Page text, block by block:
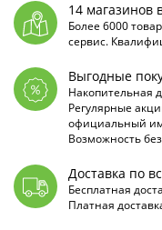
14 магазинов
Более 6000
сервис.
Выгодные
Накопительная
Регулярные
официальный
Возможность
Доставка по
Бесплатная
Платная